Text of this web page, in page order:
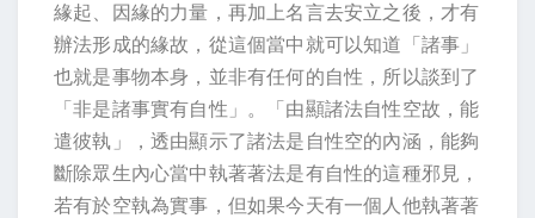
緣起、因緣的力量，再加上名言去安立之後，才有
辦法形成的緣故，從這個當中就可以知道「諸事」
也就是事物本身，並非有任何的自性，所以談到了
「非是諸事實有自性」。「由顯諸法自性空故，能
遣彼執」，透由顯示了諸法是自性空的內涵，能夠
斷除眾生內心當中執著著法是有自性的這種邪見，
若有於空執為實事，但如果今天有一個人他執著著